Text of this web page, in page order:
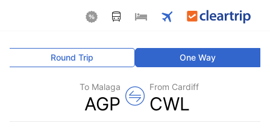
One Way
Round Trip
From Cardiff
CWL
To Malaga
AGP